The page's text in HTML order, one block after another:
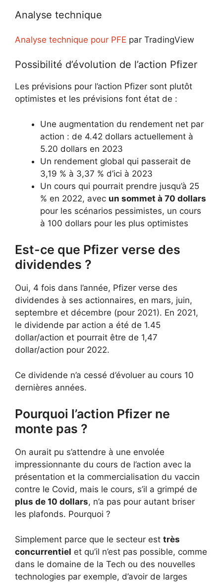
Analyse technique
Analyse technique pour PFE par TradingView
Possibilité d’évolution de l’action Pfizer
Les prévisions pour l’action Pfizer sont plutôt
optimistes et les prévisions font état de :
Une augmentation du rendement net par
action : de 4.42 dollars actuellement à
5.20 dollars en 2023
Un rendement global qui passerait de
3,19 % à 3,37 % d’ici à 2023
Un cours qui pourrait prendre jusqu’à 25
% en 2022, avec un sommet à 70 dollars
pour les scénarios pessimistes, un cours
à 100 dollars pour les plus optimistes
Est-ce que Pfizer verse des
dividendes ?
Oui, 4 fois dans l’année, Pfizer verse des
dividendes à ses actionnaires, en mars, juin,
septembre et décembre (pour 2021). En 2021,
le dividende par action a été de 1.45
dollar/action et pourrait être de 1,47
dollar/action pour 2022.
Ce dividende n’a cessé d’évoluer au cours 10
dernières années.
Pourquoi l’action Pfizer ne
monte pas ?
On aurait pu s’attendre à une envolée
impressionnante du cours de l’action avec la
présentation et la commercialisation du vaccin
contre le Covid, mais le cours, s’il a grimpé de
plus de 10 dollars, n’a pas pour autant briser
les plafonds. Pourquoi ?
Simplement parce que le secteur est très
concurrentiel et qu’il n’est pas possible, comme
dans le domaine de la Tech ou des nouvelles
technologies par exemple, d’avoir de larges